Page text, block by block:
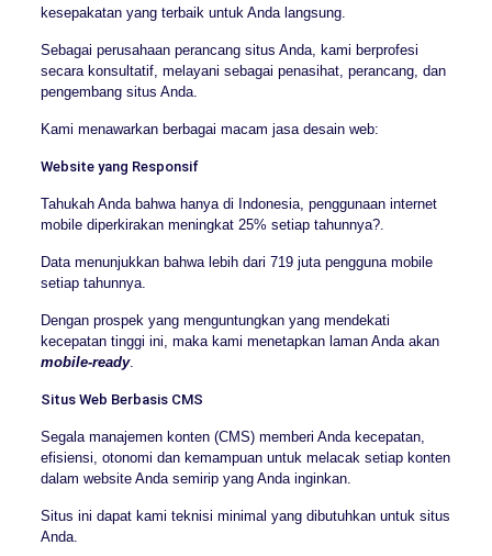
kesepakatan yang terbaik untuk Anda langsung.
Sebagai perusahaan perancang situs Anda, kami berprofesi
secara konsultatif, melayani sebagai penasihat, perancang, dan
pengembang situs Anda.
Kami menawarkan berbagai macam jasa desain web:
Website yang Responsif
Tahukah Anda bahwa hanya di Indonesia, penggunaan internet
mobile diperkirakan meningkat 25% setiap tahunnya?.
Data menunjukkan bahwa lebih dari 719 juta pengguna mobile
setiap tahunnya.
Dengan prospek yang menguntungkan yang mendekati
kecepatan tinggi ini, maka kami menetapkan laman Anda akan
mobile-ready.
Situs Web Berbasis CMS
Segala manajemen konten (CMS) memberi Anda kecepatan,
efisiensi, otonomi dan kemampuan untuk melacak setiap konten
dalam website Anda semirip yang Anda inginkan.
Situs ini dapat kami teknisi minimal yang dibutuhkan untuk situs
Anda.